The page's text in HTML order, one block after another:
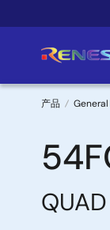
转
要
面
包
屑
产品